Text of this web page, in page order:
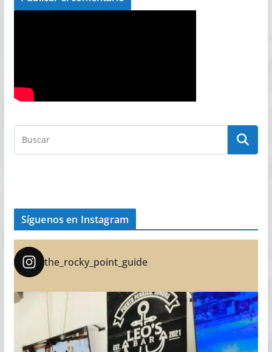
Síguenos en Instagram
the_rocky_point_guide